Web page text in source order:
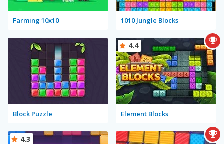
Farming 10x10 1010 Jungle Blocks
Block Puzzle Element Blocks
4.4
4.3